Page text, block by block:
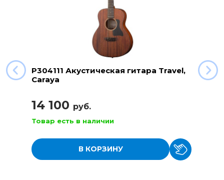
P304111 Акустическая гитара Travel,
Caraya
14 100 руб.
Товар есть в наличии
В КОРЗИНУ